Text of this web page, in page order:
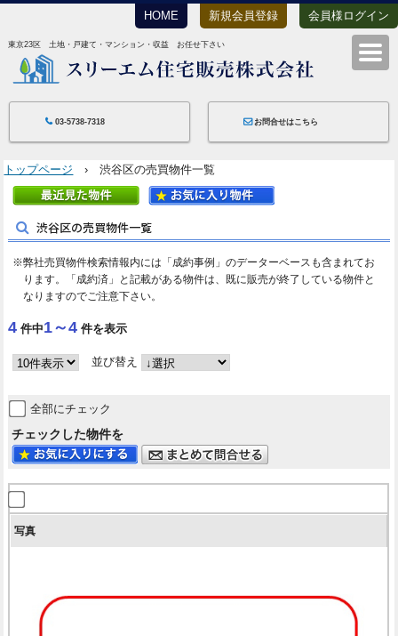
HOME 新規会員登録 会員様ログイン
東京23区 土地・戸建て・マンション・収益 お任せ下さい
03-5738-7318 お問合せはこちら
トップページ › 渋谷区の売買物件一覧
渋谷区の売買物件一覧
※弊社売買物件検索情報内には「成約事例」のデーターベースも含まれてお
ります。「成約済」と記載がある物件は、既に販売が終了している物件と
なりますのでご注意下さい。
4 件中1～4 件を表示
並び替え
全部にチェック
チェックした物件を